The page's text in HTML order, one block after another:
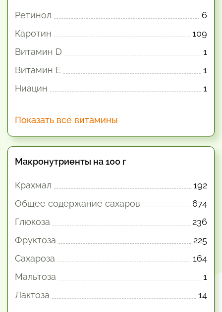
Ретинол
6
Каротин
109
Витамин D
1
Витамин E
1
Ниацин
1
Показать все витамины
Макронутриенты на 100 г
Крахмал
192
Общее содержание сахаров
674
Глюкоза
236
Фруктоза
225
Сахароза
164
Мальтоза
1
Лактоза
14